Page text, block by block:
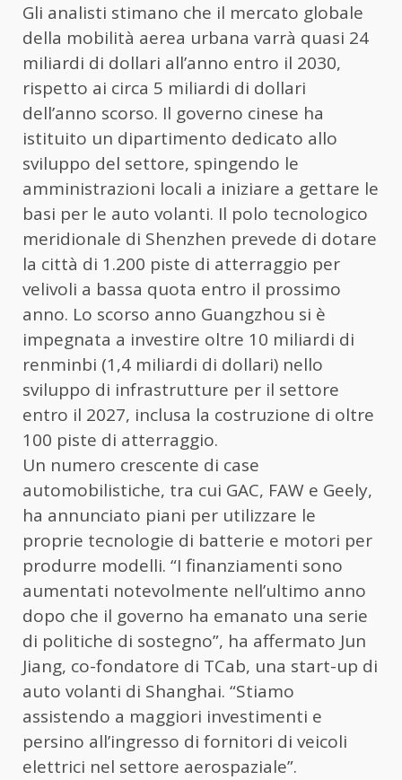
Gli analisti stimano che il mercato globale
della mobilità aerea urbana varrà quasi 24
miliardi di dollari all’anno entro il 2030,
rispetto ai circa 5 miliardi di dollari
dell’anno scorso. Il governo cinese ha
istituito un dipartimento dedicato allo
sviluppo del settore, spingendo le
amministrazioni locali a iniziare a gettare le
basi per le auto volanti. Il polo tecnologico
meridionale di Shenzhen prevede di dotare
la città di 1.200 piste di atterraggio per
velivoli a bassa quota entro il prossimo
anno. Lo scorso anno Guangzhou si è
impegnata a investire oltre 10 miliardi di
renminbi (1,4 miliardi di dollari) nello
sviluppo di infrastrutture per il settore
entro il 2027, inclusa la costruzione di oltre
100 piste di atterraggio.
Un numero crescente di case
automobilistiche, tra cui GAC, FAW e Geely,
ha annunciato piani per utilizzare le
proprie tecnologie di batterie e motori per
produrre modelli. “I finanziamenti sono
aumentati notevolmente nell’ultimo anno
dopo che il governo ha emanato una serie
di politiche di sostegno”, ha affermato Jun
Jiang, co-fondatore di TCab, una start-up di
auto volanti di Shanghai. “Stiamo
assistendo a maggiori investimenti e
persino all’ingresso di fornitori di veicoli
elettrici nel settore aerospaziale”.